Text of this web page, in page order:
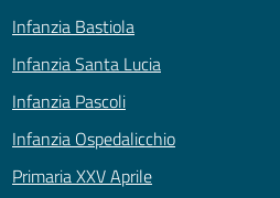
Infanzia Bastiola
Infanzia Santa Lucia
Infanzia Pascoli
Infanzia Ospedalicchio
Primaria XXV Aprile